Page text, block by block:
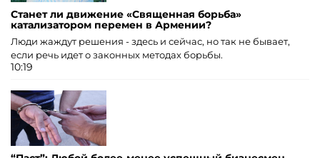
Станет ли движение «Священная борьба»
катализатором перемен в Армении?
Люди жаждут решения - здесь и сейчас, но так не бывает,
если речь идет о законных методах борьбы.
10:19